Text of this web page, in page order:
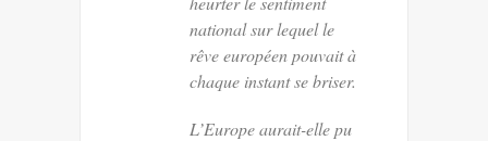
national sur lequel le
rêve européen pouvait à
chaque instant se briser.
L’Europe aurait-elle pu